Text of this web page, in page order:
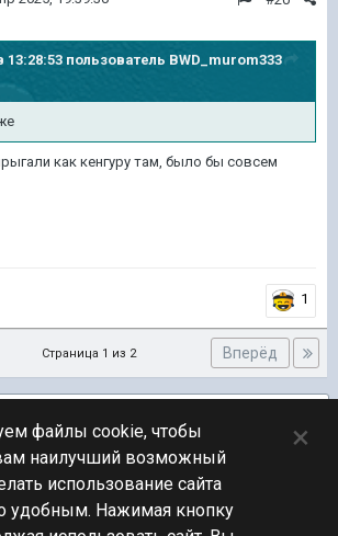
13:28:53 пользователь BWD_murom333
как кенгуру там, было бы совсем
1
Вперёд
Страница 1 из 2
ТЕМ
файлы cookie, чтобы
наилучший возможный
использование сайта
удобным. Нажимая кнопку
×